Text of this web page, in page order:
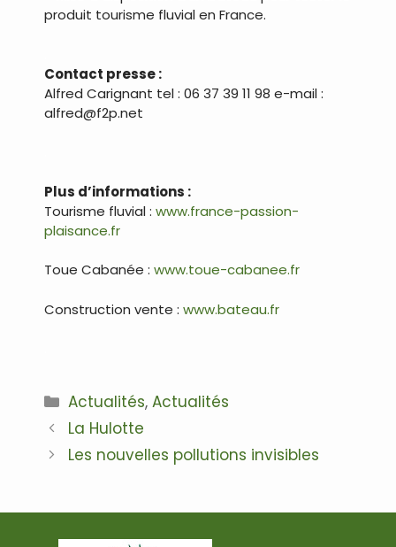
produit tourisme fluvial en France.
Contact presse :
Alfred Carignant tel : 06 37 39 11 98 e-mail :
alfred@f2p.net
Plus d’informations :
Tourisme fluvial : www.france-passion-
plaisance.fr
Toue Cabanée : www.toue-cabanee.fr
Construction vente : www.bateau.fr
Catégories
Actualités,Actualités
Navigation
des
La Hulotte
Les nouvelles pollutions invisibles